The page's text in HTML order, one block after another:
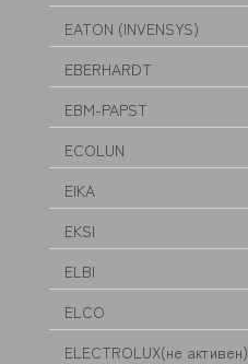
EATON (INVENSYS)
EBERHARDT
EBM-PAPST
ECOLUN
EIKA
EKSI
ELBI
ELCO
ELECTROLUX(не активен)